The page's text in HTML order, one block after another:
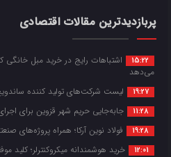
پربازدیدترین مقالات اقتصادی
15:22
اشتباهات رایج در خرید مبل خانگی
می‌دهد
19:27 لیست شرکت‌های تولید کننده
11:28 جابه‌جایی حریم شهر قزوین برای اجرای
19:28 فولاد نوین آرکا؛ همراه پروژه‌های
12:01 خرید هوشمندانه میکروکنترلر؛ کلید